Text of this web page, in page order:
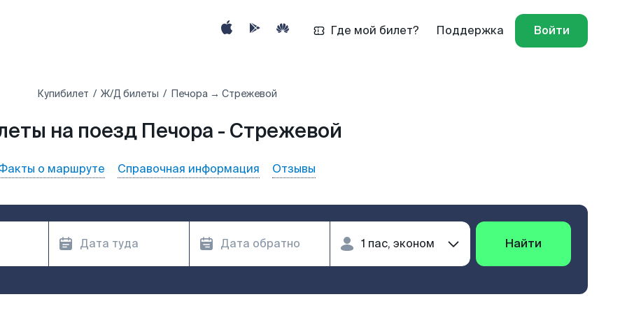
Где мой билет? Поддержка Войти
Купибилет Ж/Д билеты Печора → Стрежевой
на поезд Печора - Стрежевой
о маршруте Справочная информация Отзывы
Найти